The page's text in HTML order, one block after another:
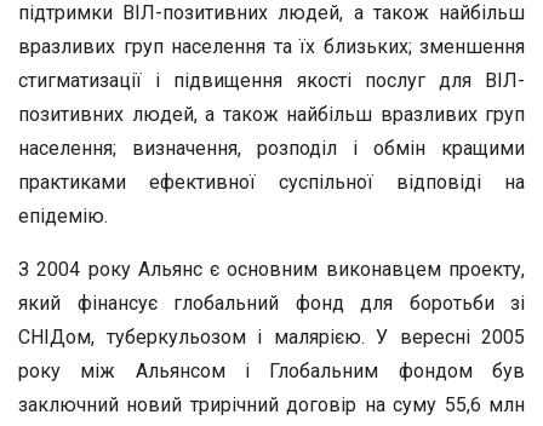
підтримки ВІЛ-позитивних людей, а також найбільш
вразливих груп населення та їх близьких; зменшення
стигматизації і підвищення якості послуг для ВІЛ-
позитивних людей, а також найбільш вразливих груп
населення; визначення, розподіл і обмін кращими
практиками ефективної суспільної відповіді на
епідемію.
З 2004 року Альянс є основним виконавцем проекту,
який фінансує глобальний фонд для боротьби зі
СНІДом, туберкульозом і малярією. У вересні 2005
року між Альянсом і Глобальним фондом був
заключний новий трирічний договір на суму 55,6 млн